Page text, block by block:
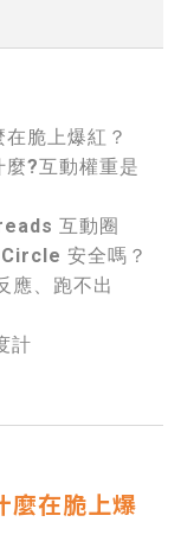
脆上爆紅？
?互動權重是
互動圈
安全嗎？
、跑不出
計
在脆上爆